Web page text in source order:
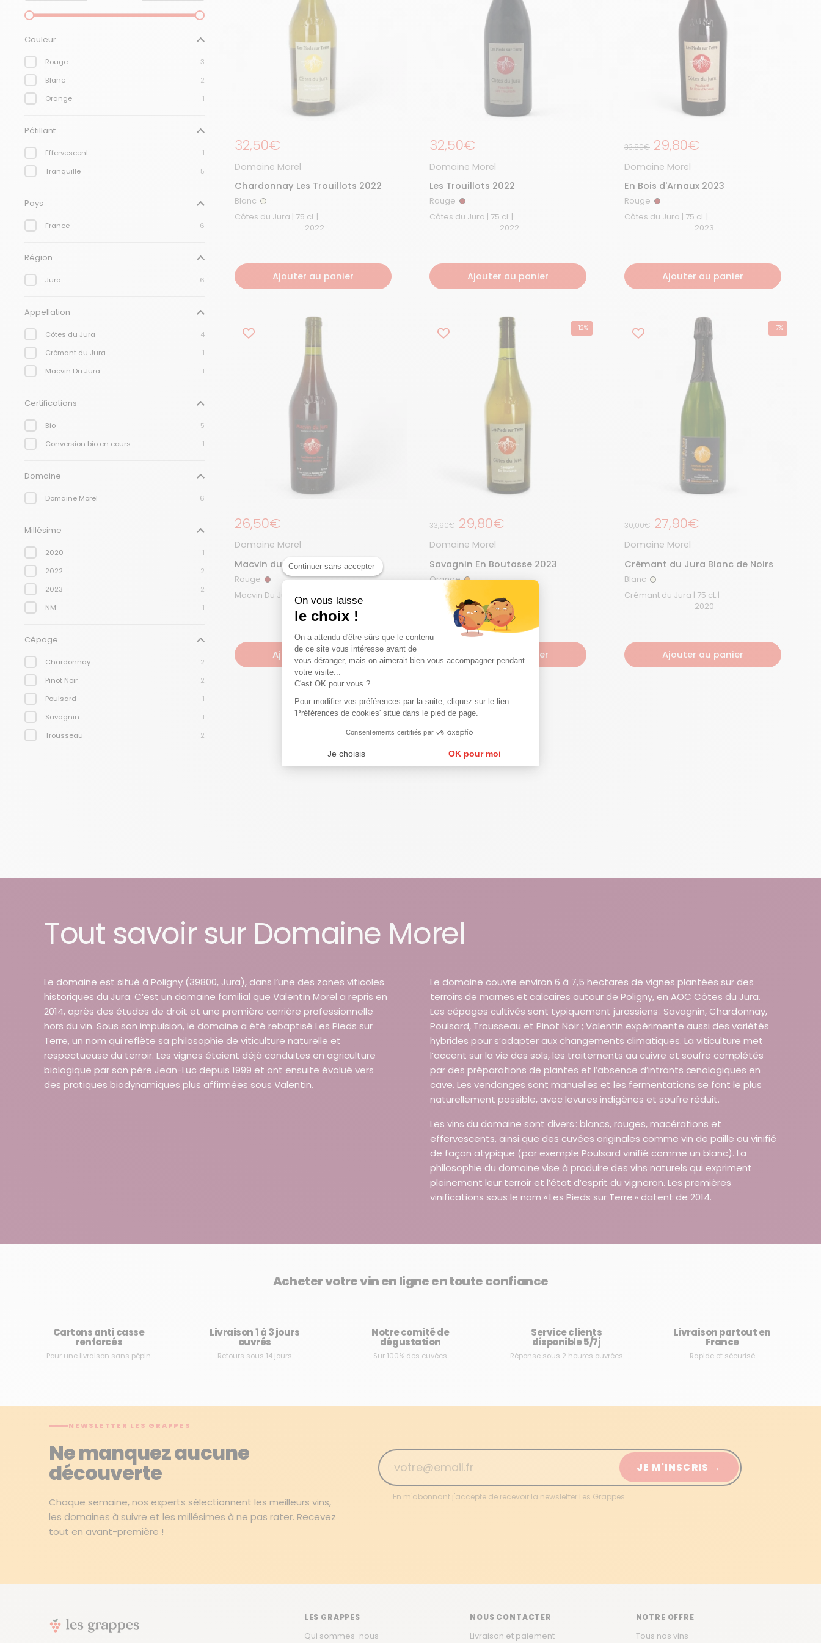
Continuer sans accepter
On vous laisse
le choix !
On a attendu d'être sûrs que le contenu
de ce site vous intéresse avant de
vous déranger, mais on aimerait bien vous accompagner pendant
votre visite...
C'est OK pour vous ?
Pour modifier vos préférences par la suite, cliquez sur le lien
'Préférences de cookies' situé dans le pied de page.
Consentements certifiés par
Je choisis OK pour moi
Couleur
Rouge
3
Blanc
2
Orange
1
Pétillant
Effervescent
1
Tranquille
5
Pays
France 6
Région
Jura 6
Appellation
Côtes du Jura
4
Crémant du Jura
1
Macvin Du Jura
1
Certifications
Bio
5
Conversion bio en cours
1
Domaine
Domaine Morel 6
Millésime
2020
1
2022
2
2023
2
NM
1
Cépage
Chardonnay
2
Pinot Noir
2
Poulsard
1
Savagnin
1
Trousseau
2
Prix régulier
32,50€
Domaine Morel
Chardonnay Les Trouillots 2022
Blanc Blanc
Côtes du Jura | 75 cL |
2022
Ajouter au panier
Prix régulier
32,50€
Domaine Morel
Les Trouillots 2022
Rouge Rouge
Côtes du Jura | 75 cL |
2022
Ajouter au panier
Prix de solde
33,80€ Prix régulier
29,80€
Domaine Morel
En Bois d'Arnaux 2023
Rouge Rouge
Côtes du Jura | 75 cL |
2023
Ajouter au panier
Prix régulier
26,50€
Domaine Morel
Macvin du Jura rouge
Rouge Rouge
NM
Ajouter au panier
-12%
Prix de solde
33,90€ Prix régulier
29,80€
Domaine Morel
Savagnin En Boutasse 2023
Orange Orange
2023
Ajouter au panier
-7%
Prix de solde
30,00€ Prix régulier
27,90€
Domaine Morel
Crémant du Jura Blanc de Noirs
2020
Blanc Blanc
Crémant du Jura | 75 cL |
2020
Ajouter au panier
Tout savoir sur Domaine Morel
Le domaine est situé à Poligny (39800, Jura), dans l’une des zones viticoles
historiques du Jura. C’est un domaine familial que Valentin Morel a repris en
2014, après des études de droit et une première carrière professionnelle
hors du vin. Sous son impulsion, le domaine a été rebaptisé Les Pieds sur
Terre, un nom qui reflète sa philosophie de viticulture naturelle et
respectueuse du terroir. Les vignes étaient déjà conduites en agriculture
biologique par son père Jean-Luc depuis 1999 et ont ensuite évolué vers
des pratiques biodynamiques plus affirmées sous Valentin.
Le domaine couvre environ 6 à 7,5 hectares de vignes plantées sur des
terroirs de marnes et calcaires autour de Poligny, en AOC Côtes du Jura.
Les cépages cultivés sont typiquement jurassiens : Savagnin, Chardonnay,
Poulsard, Trousseau et Pinot Noir ; Valentin expérimente aussi des variétés
hybrides pour s’adapter aux changements climatiques. La viticulture met
l’accent sur la vie des sols, les traitements au cuivre et soufre complétés
par des préparations de plantes et l’absence d’intrants œnologiques en
cave. Les vendanges sont manuelles et les fermentations se font le plus
naturellement possible, avec levures indigènes et soufre réduit.
Les vins du domaine sont divers : blancs, rouges, macérations et
effervescents, ainsi que des cuvées originales comme vin de paille ou vinifié
de façon atypique (par exemple Poulsard vinifié comme un blanc). La
philosophie du domaine vise à produire des vins naturels qui expriment
pleinement leur terroir et l’état d’esprit du vigneron. Les premières
vinifications sous le nom « Les Pieds sur Terre » datent de 2014.
Acheter votre vin en ligne en toute confiance
Cartons anti casse
renforcés
Pour une livraison sans pépin
Livraison 1 à 3 jours
ouvrés
Retours sous 14 jours
Notre comité de
dégustation
Sur 100% des cuvées
Service clients
disponible 5/7j
Réponse sous 2 heures ouvrées
Livraison partout en
France
Rapide et sécurisé
NEWSLETTER LES GRAPPES
Ne manquez aucune
découverte
Chaque semaine, nos experts sélectionnent les meilleurs vins,
les domaines à suivre et les millésimes à ne pas rater. Recevez
tout en avant-première !
JE M'INSCRIS →
En m'abonnant j'accepte de recevoir la newsletter Les Grappes.
LES GRAPPES
Qui sommes-nous
NOUS CONTACTER
Livraison et paiement
NOTRE OFFRE
Tous nos vins